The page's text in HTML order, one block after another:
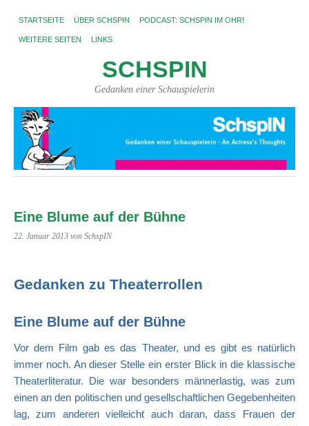
STARTSEITE ÜBER SCHSPIN PODCAST: SCHSPIN IM OHR!
WEITERE SEITEN LINKS
SCHSPIN
Gedanken einer Schauspielerin
Eine Blume auf der Bühne
22. Januar 2013 von SchspIN
Gedanken zu Theaterrollen
Eine Blume auf der Bühne
Vor dem Film gab es das Theater, und es gibt es natürlich
immer noch. An dieser Stelle ein erster Blick in die klassische
Theaterliteratur. Die war besonders männerlastig, was zum
einen an den politischen und gesellschaftlichen Gegebenheiten
lag, zum anderen vielleicht auch daran, dass Frauen der